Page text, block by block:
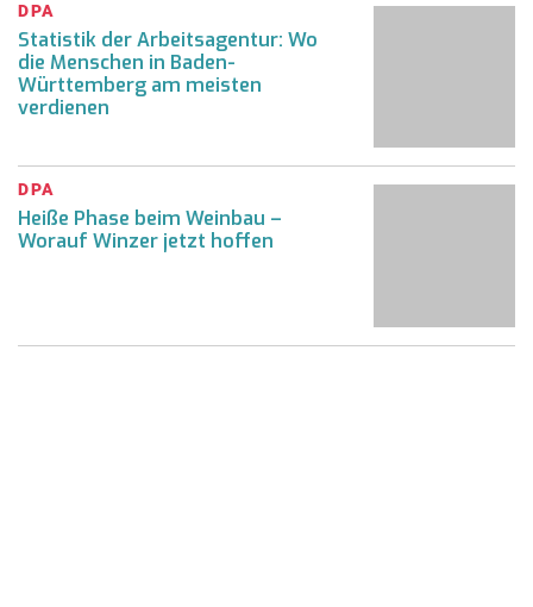
DPA
Statistik der Arbeitsagentur: Wo
die Menschen in Baden-
Württemberg am meisten
verdienen
DPA
Heiße Phase beim Weinbau –
Worauf Winzer jetzt hoffen